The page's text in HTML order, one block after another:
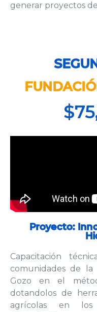
generar proyectos
Proyecto:
Capacitación
comunidades de
Gozo en el
dotandolos de
agrícolas en